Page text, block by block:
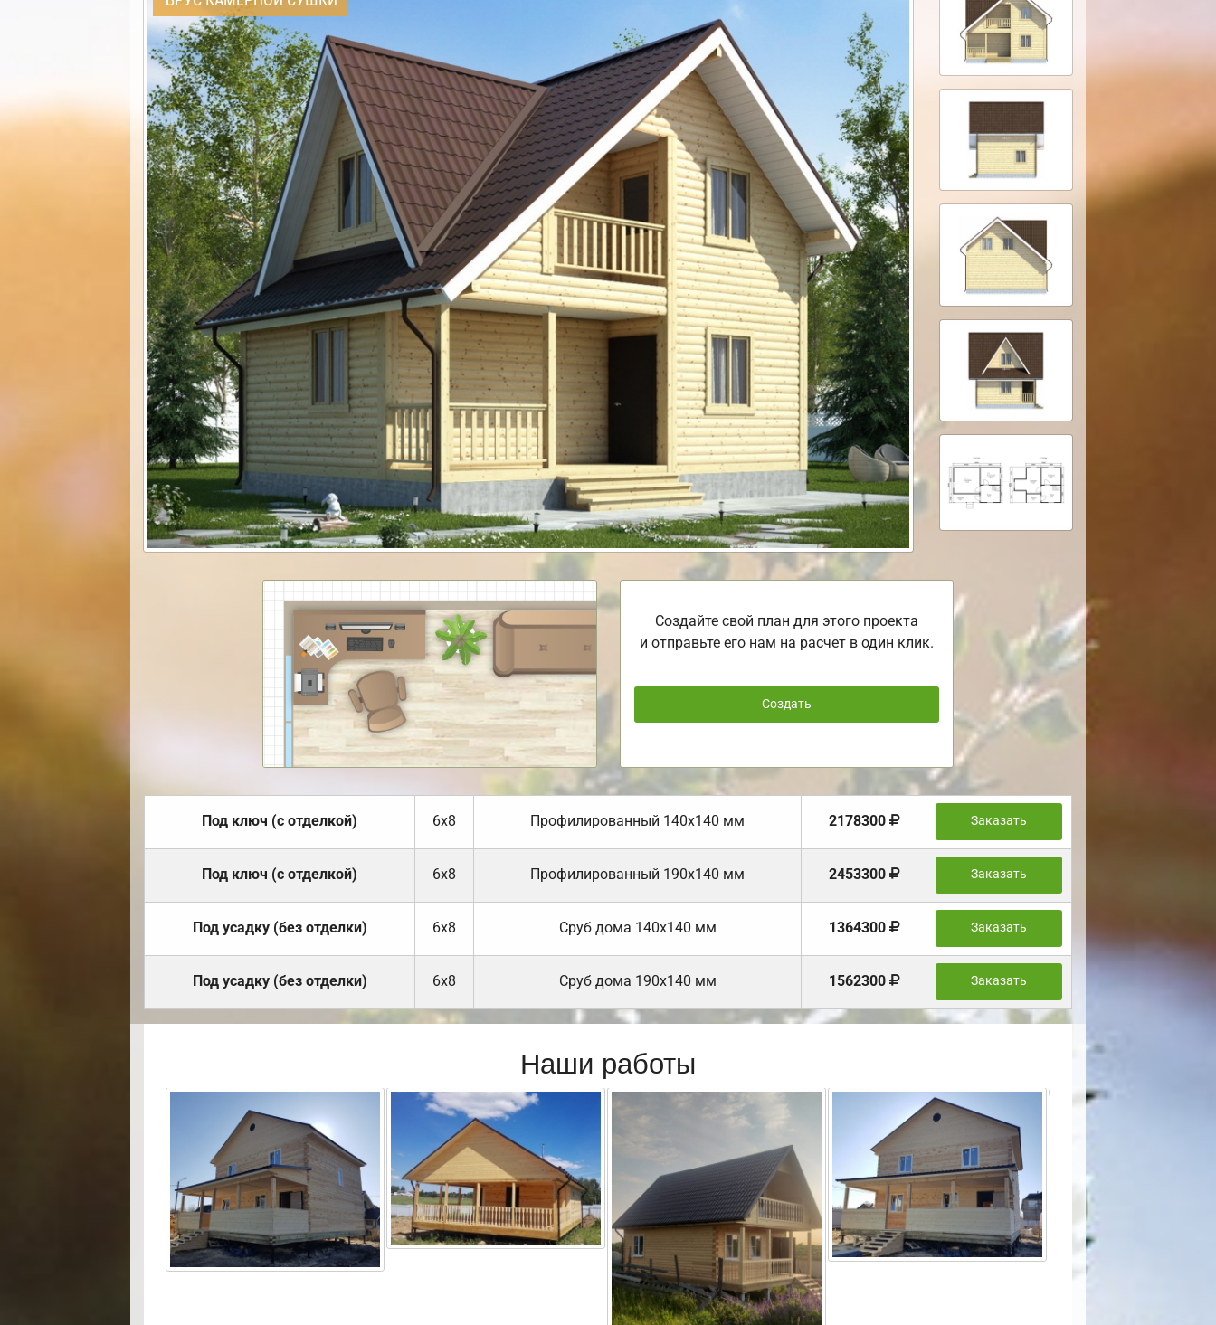
Создайте свой план для этого проекта
и отправьте его нам на расчет в один клик.
Создать
Под ключ (с отделкой) 6х8 Профилированный 140х140 мм 2178300 Заказать
Под ключ (с отделкой) 6х8 Профилированный 190х140 мм 2453300 Заказать
Под усадку (без отделки) 6х8 Cруб дома 140х140 мм 1364300 Заказать
Под усадку (без отделки) 6х8 Cруб дома 190х140 мм 1562300 Заказать
Наши работы